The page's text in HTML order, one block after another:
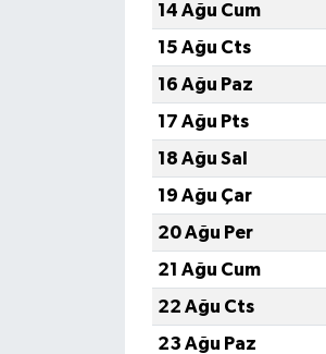
14 Ağu Cum
15 Ağu Cts
16 Ağu Paz
17 Ağu Pts
18 Ağu Sal
19 Ağu Çar
20 Ağu Per
21 Ağu Cum
22 Ağu Cts
23 Ağu Paz